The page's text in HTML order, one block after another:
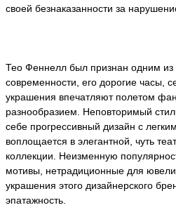
своей безнаказанности за
Тео Феннелл был признан одним
современности, его дорогие часы,
украшения впечатляют полетом
разнообразием. Неповторимый
себе прогрессивный дизайн с
воплощается в элегантной, чуть
коллекции. Неизменную
мотивы, нетрадиционные для
украшения этого дизайнерского
эпатажность.